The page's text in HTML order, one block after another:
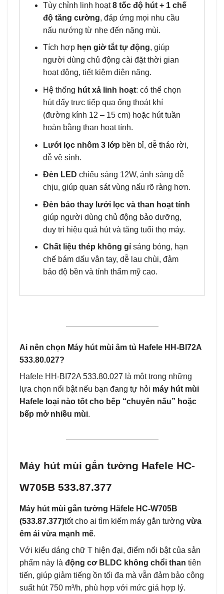
Tùy chỉnh linh hoạt8 tốc độ hút + 1 chế
độ tăng cường, đáp ứng mọi nhu cầu
nấu nướng từ nhẹ đến nặng mùi.
Tích hợp hẹn giờ tắt tự động, giúp
người dùng chủ động cài đặt thời gian
hoạt động, tiết kiệm điện năng.
Hệ thống hút xả linh hoạt: có thể chọn
hút đẩy trực tiếp qua ống thoát khí
(đường kính 12 – 15 cm) hoặc hút tuần
hoàn bằng than hoạt tính.
Lưới lọc nhôm 3 lớp bền bỉ, dễ tháo rời,
dễ vệ sinh.
Đèn LED chiếu sáng 12W, ánh sáng dễ
chịu, giúp quan sát vùng nấu rõ ràng hơn.
Đèn báo thay lưới lọc và than hoạt tính
giúp người dùng chủ động bảo dưỡng,
duy trì hiệu quả hút và tăng tuổi thọ máy.
Chất liệu thép không gỉsáng bóng, hạn
chế bám dấu vân tay, dễ lau chùi, đảm
bảo độ bền và tính thẩm mỹ cao.
Ai nên chọn Máy hút mùi âm tủ Hafele HH-BI72A
533.80.027?
Hafele HH-BI72A 533.80.027 là một trong những
lựa chọn nổi bật nếu bạn đang tự hỏi máy hút mùi
Hafele loại nào tốt cho bếp “chuyên nấu” hoặc
bếp mở nhiều mùi.
Máy hút mùi gắn tường Hafele HC-
W705B 533.87.377
Máy hút mùi gắn tường Häfele HC‑W705B
(533.87.377)tốt cho ai tìm kiếm máy gắn tường vừa
êm ái vừa mạnh mẽ.
Với kiểu dáng chữ T hiện đại, điểm nổi bật của sản
phẩm này là động cơ BLDC không chổi than tiên
tiến, giúp giảm tiếng ồn tối đa mà vẫn đảm bảo công
suất hút 750 m³/h, phù hợp với mức giá hợp lý.